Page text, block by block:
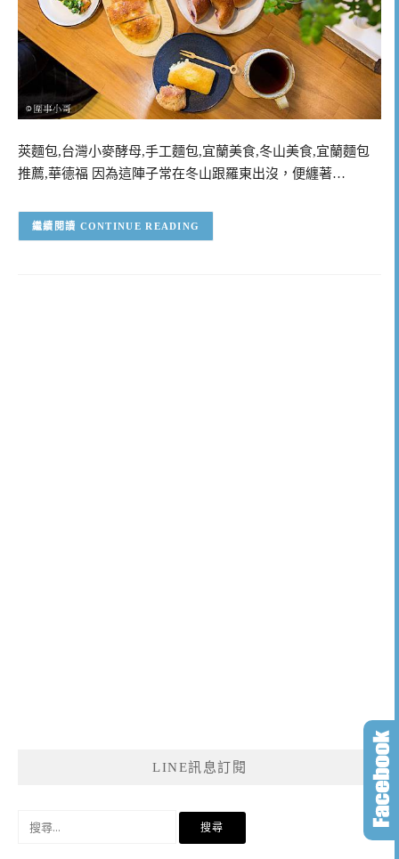
莢麵包,台灣小麥酵母,手工麵包,宜蘭美食,冬山美食,宜蘭麵包
推薦,華德福 因為這陣子常在冬山跟羅東出沒，便纏著…
CONTINUE READING
LINE訊息訂閱